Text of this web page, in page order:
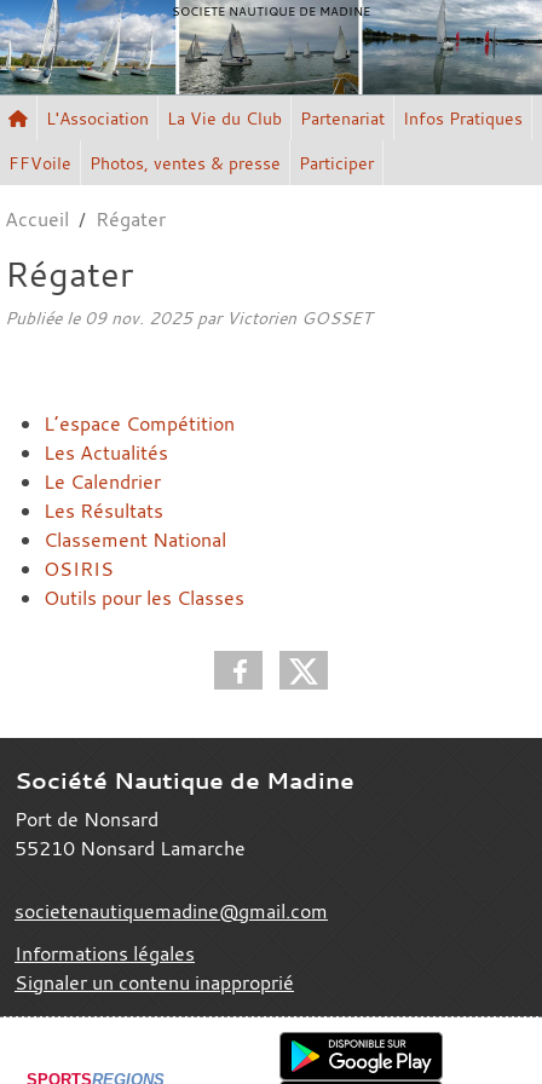
SOCIETE NAUTIQUE DE MADINE
L'Association La Vie du Club Partenariat
Infos Pratiques
FFVoile
Photos, ventes & presse Participer
Accueil Régater
Régater
Publiée le 09 nov. 2025par Victorien GOSSET
L’espace Compétition
Les Actualités
Le Calendrier
Les Résultats
Classement National
OSIRIS
Outils pour les Classes
Société Nautique de Madine
Port de Nonsard
55210 Nonsard Lamarche
societenautiquemadine@gmail.com
Informations légales
Signaler un contenu inapproprié
SPORTSREGIONS
Panneau de gestion des cookies